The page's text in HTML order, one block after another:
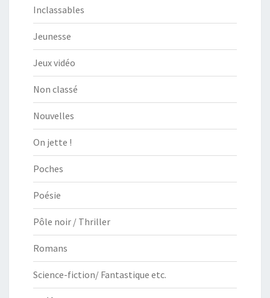
Inclassables
Jeunesse
Jeux vidéo
Non classé
Nouvelles
On jette !
Poches
Poésie
Pôle noir / Thriller
Romans
Science-fiction/ Fantastique etc.